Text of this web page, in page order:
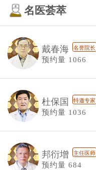
名医荟萃
戴春海 名誉院长
预约量 1066
杜保国 特邀专家
预约量 1036
邦衍增 主任医师
预约量 684